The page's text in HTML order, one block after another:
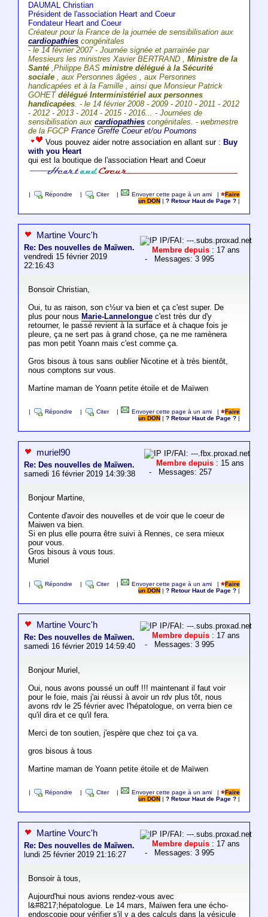
DAUMAL Christian
Président de l'association Heart and Coeur
Fondateur Heart and Coeur
Créateur pour la France de la journée de sensibilisation aux
cardiopathiescongénitales
- le 14 février 2007 - Journée signée et parrainée par
Messieurs les ministres Xavier BERTRAND , Ministre de la
Santé,Philippe BAS ministre délégué à la Sécurité
sociale, aux Personnes âgées , aux Personnes
handicapées et à la Famille , ainsi que Monsieur Patrick
GOHETdélégué Interministériel aux personnes
handicapées. - le 14 février 2008 - 2009 - 2010 - 2011 - 2012
- 2012 - 2013 - 2014 - 2015 - 2016... - Journées de
sensibilisation aux cardiopathiescongénitales. - webmestre
de la FGCP France Greffe Coeur et/ou Poumons
Vous pouvez aider notre association en allant sur : Buy
with you Heart
qui est la boutique de l'association Heart and Coeur
Répondre Citer Envoyer cette page à un ami |
Faire
un DON
|? Retour Haut de Page ?
Martine Vourc'h
Re: Des nouvelles de Maïwen.
vendredi 15 février 2019
22:16:43
IP/FAI: ---.subs.proxad.net
Membre depuis : 17 ans
- Messages: 3 995
Bonsoir Christian,
Oui, tu as raison, son c½ur va bien et ça c'est super. De
plus pour nous Marie-Lannelonguec'est très dur d'y
retourner, le passé revient à la surface et à chaque fois je
pleure, ça ne sert pas à grand chose, ça ne me ramènera
pas mon petit Yoann mais c'est comme ça.
Gros bisous à tous sans oublier Nicotine et à très bientôt,
nous comptons sur vous.
Martine maman de Yoann petite étoile et de Maïwen
Répondre Citer Envoyer cette page à un ami |
Faire
un DON
|? Retour Haut de Page ?
muriel90
Re: Des nouvelles de Maïwen.
samedi 16 février 2019 14:39:38
IP/FAI: ---.fbx.proxad.net
Membre depuis : 15 ans
- Messages: 257
Bonjour Martine,
Contente d'avoir des nouvelles et de voir que le coeur de
Maiwen va bien.
Si en plus elle pourra être suivi à Rennes, ce sera mieux
pour vous.
Gros bisous à vous tous.
Muriel
Répondre Citer Envoyer cette page à un ami |
Faire
un DON
|? Retour Haut de Page ?
Martine Vourc'h
Re: Des nouvelles de Maïwen.
samedi 16 février 2019 14:59:40
IP/FAI: ---.subs.proxad.net
Membre depuis : 17 ans
- Messages: 3 995
Bonjour Muriel,
Oui, nous avons poussé un ouff !!! maintenant il faut voir
pour le foie, mais j'ai réussi à avoir un rdv plus tôt, nous
avons rdv le 25 février avec l'hépatologue, on verra bien ce
qu'il dira et ce qu'il fera.
Merci de ton soutien, j'espère que chez toi ça va.
gros bisous à tous
Martine maman de Yoann petite étoile et de Maïwen
Répondre Citer Envoyer cette page à un ami |
Faire
un DON
|? Retour Haut de Page ?
Martine Vourc'h
Re: Des nouvelles de Maïwen.
lundi 25 février 2019 21:16:27
IP/FAI: ---.subs.proxad.net
Membre depuis : 17 ans
- Messages: 3 995
Bonsoir à tous,
Aujourd'hui nous avions rendez-vous avec
l&#8217;hépatologue. Le 14 mars, Maïwen fera une écho-
endoscopie pour vérifier s'il y a des calculs dans la vésicule